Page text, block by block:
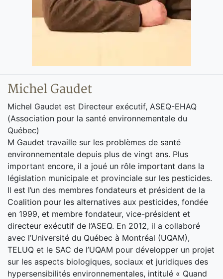
Michel Gaudet
Michel Gaudet est Directeur exécutif, ASEQ-EHAQ
(Association pour la santé environnementale du
Québec)
M Gaudet travaille sur les problèmes de santé
environnementale depuis plus de vingt ans. Plus
important encore, il a joué un rôle important dans la
législation municipale et provinciale sur les pesticides.
Il est l’un des membres fondateurs et président de la
Coalition pour les alternatives aux pesticides, fondée
en 1999, et membre fondateur, vice-président et
directeur exécutif de l’ASEQ. En 2012, il a collaboré
avec l’Université du Québec à Montréal (UQAM),
TELUQ et le SAC de l’UQAM pour développer un projet
sur les aspects biologiques, sociaux et juridiques des
hypersensibilités environnementales, intitulé « Quand